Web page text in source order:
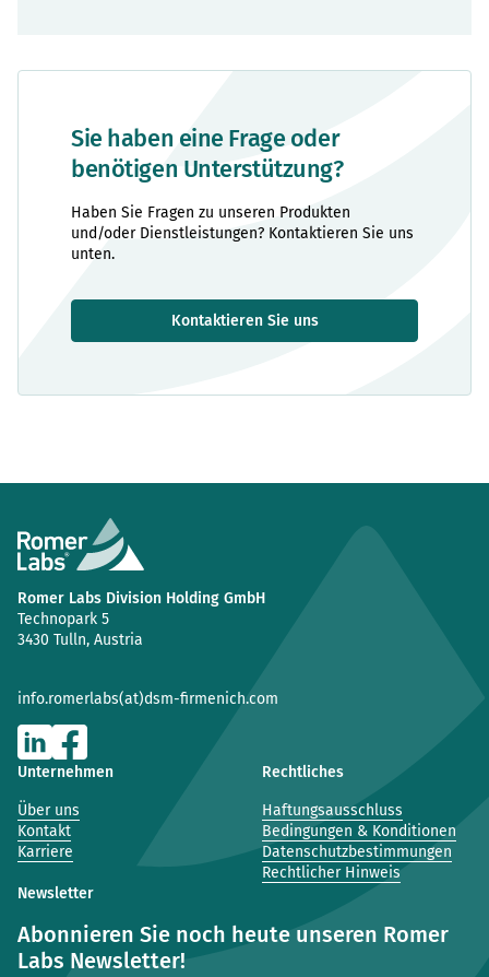
Sie haben eine Frage oder
benötigen Unterstützung?
Haben Sie Fragen zu unseren Produkten
und/oder Dienstleistungen? Kontaktieren Sie uns
unten.
Kontaktieren Sie uns
Romer Labs Division Holding GmbH
Technopark 5
3430 Tulln, Austria
info.romerlabs(at)dsm-firmenich.com
Unternehmen
Über uns
Kontakt
Karriere
Rechtliches
Haftungsausschluss
Bedingungen & Konditionen
Datenschutzbestimmungen
Rechtlicher Hinweis
Newsletter
Abonnieren Sie noch heute unseren Romer
Labs Newsletter!